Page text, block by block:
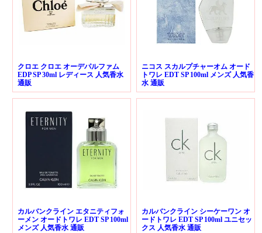
クロエ クロエ オーデパルファム
EDP SP 30ml レディース 人気香水
通販
ニコス スカルプチャーオム オード
トワレ EDT SP 100ml メンズ 人気香
水 通販
カルバンクライン エタニティフォ
ーメン オードトワレ EDT SP 100ml
メンズ 人気香水 通販
カルバンクライン シーケーワン オ
ードトワレ EDT SP 100ml ユニセッ
クス 人気香水 通販